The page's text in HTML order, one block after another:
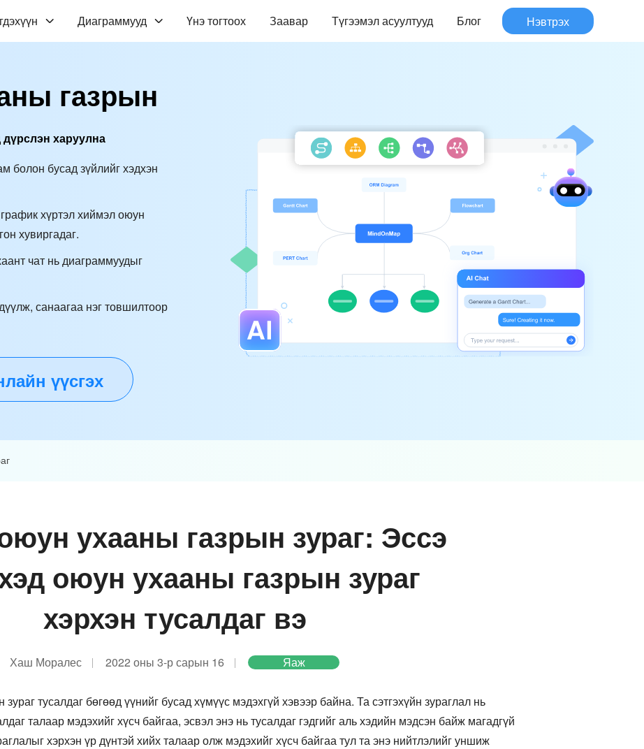
Диаграммууд Үнэ тогтоох Заавар Түгээмэл асуултууд Блог Нэвтрэх
газрын
харуулна
болон бусад зүйлийг хэдхэн
хүртэл хиймэл оюун
хувиргадаг.
чат нь диаграммуудыг
санаагаа нэг товшилтоор
үүсгэх
ухааны газрын зураг: Эссэ
оюун ухааны газрын зураг
хэрхэн тусалдаг вэ
Хаш Моралес 2022 оны 3-р сарын 16 Яаж
тусалдаг бөгөөд үүнийг бусад хүмүүс мэдэхгүй хэвээр байна. Та сэтгэхүйн зураглал нь
талаар мэдэхийг хүсч байгаа, эсвэл энэ нь тусалдаг гэдгийг аль хэдийн мэдсэн байж магадгүй
хэрхэн үр дүнтэй хийх талаар олж мэдэхийг хүсч байгаа тул та энэ нийтлэлийг уншиж